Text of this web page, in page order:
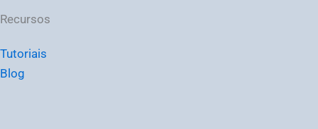
Recursos
Tutoriais
Blog